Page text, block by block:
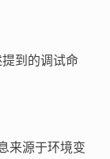
到的调试命
来源于环境变